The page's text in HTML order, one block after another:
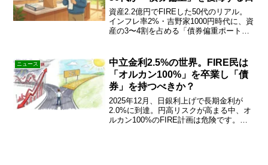
資産2.2億円でFIREした50代のリアル。
インフレ率2%・吉野家1000円時代に、資
産の3〜4割を占める「債券偏重ポートフ
る防衛戦略を公開。続きをチェック！
ニュース
中立金利2.5%の世界。FIRE民は
「オルカン100%」を卒業し「債
券」を持つべきか？
2025年12月、日銀利上げで長期金利が
2.0%に到達。円高リスクが高まる中、オ
ルカン100%のFIRE計画は危険です。資